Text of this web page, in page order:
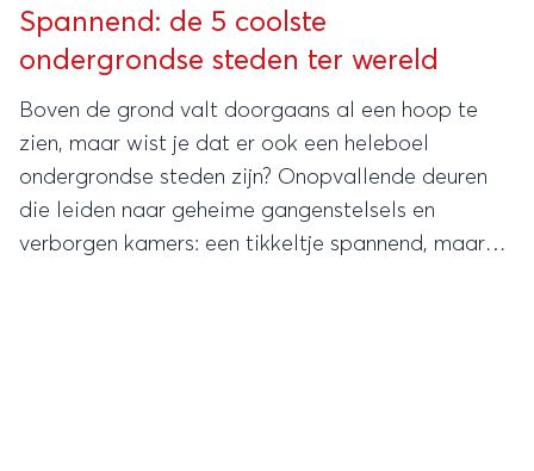
Spannend: de 5 coolste
ondergrondse steden ter wereld
Boven de grond valt doorgaans al een hoop te
zien, maar wist je dat er ook een heleboel
ondergrondse steden zijn? Onopvallende deuren
die leiden naar geheime gangenstelsels en
verborgen kamers: een tikkeltje spannend, maar